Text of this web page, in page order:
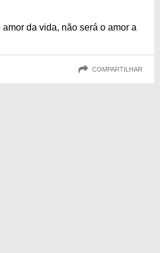
da vida, não será o amor a
COMPARTILHAR